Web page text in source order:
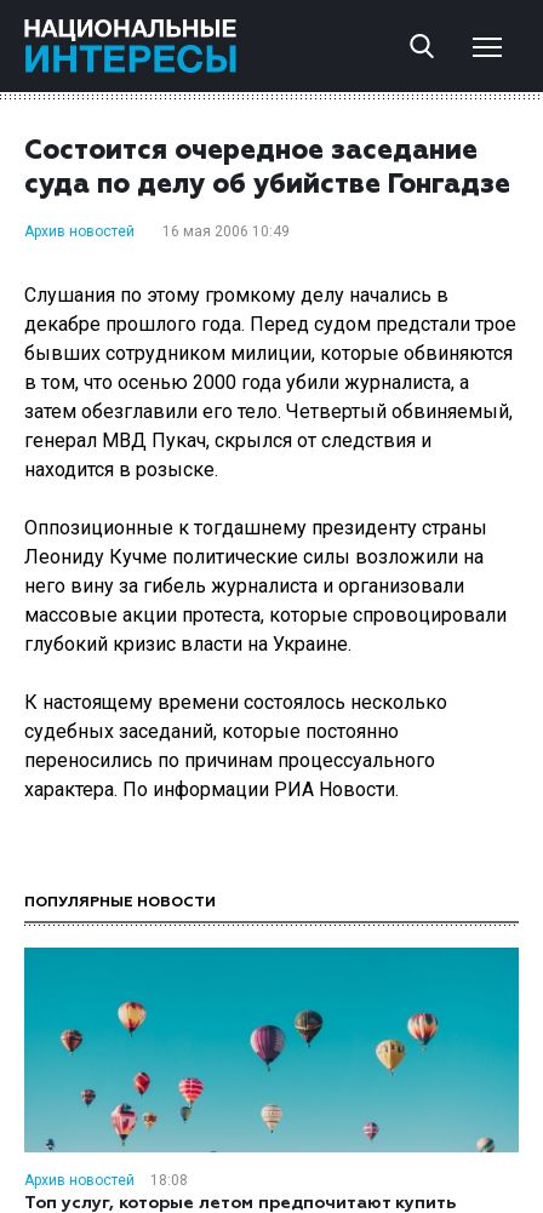
Состоится очередное заседание
суда по делу об убийстве Гонгадзе
Архив новостей 16 мая 2006 10:49
Слушания по этому громкому делу начались в
декабре прошлого года. Перед судом предстали трое
бывших сотрудником милиции, которые обвиняются
в том, что осенью 2000 года убили журналиста, а
затем обезглавили его тело. Четвертый обвиняемый,
генерал МВД Пукач, скрылся от следствия и
находится в розыске.
Оппозиционные к тогдашнему президенту страны
Леониду Кучме политические силы возложили на
него вину за гибель журналиста и организовали
массовые акции протеста, которые спровоцировали
глубокий кризис власти на Украине.
К настоящему времени состоялось несколько
судебных заседаний, которые постоянно
переносились по причинам процессуального
характера. По информации РИА Новости.
ПОПУЛЯРНЫЕ НОВОСТИ
Архив новостей
18:08
Топ услуг, которые летом предпочитают купить